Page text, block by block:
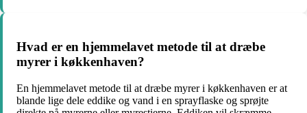
Hvad er en hjemmelavet metode til at dræbe
myrer i køkkenhaven?
En hjemmelavet metode til at dræbe myrer i køkkenhaven er at
blande lige dele eddike og vand i en sprayflaske og sprøjte